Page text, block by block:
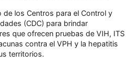
de los Centros para el Control y
(CDC) para brindar
que ofrecen pruebas de VIH, ITS
contra el VPH y la hepatitis
territorios.